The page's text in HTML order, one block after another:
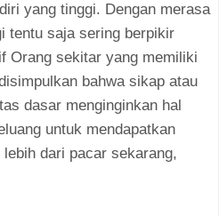
yang tinggi. Dengan merasa
tentu saja sering berpikir
Orang sekitar yang memiliki
bahwa sikap atau
dasar menginginkan hal
untuk mendapatkan
dari pacar sekarang,